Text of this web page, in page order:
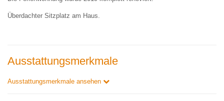
Überdachter Sitzplatz am Haus.
Ausstattungsmerkmale
Ausstattungsmerkmale ansehen